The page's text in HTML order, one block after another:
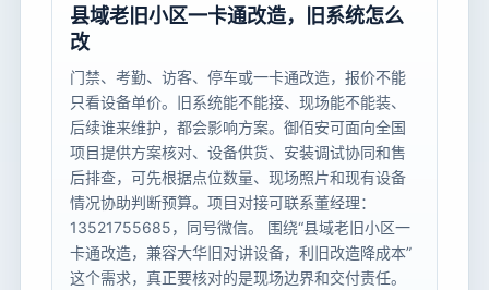
县域老旧小区一卡通改造，旧系统怎么
改
门禁、考勤、访客、停车或一卡通改造，报价不能
只看设备单价。旧系统能不能接、现场能不能装、
后续谁来维护，都会影响方案。御佰安可面向全国
项目提供方案核对、设备供货、安装调试协同和售
后排查，可先根据点位数量、现场照片和现有设备
情况协助判断预算。项目对接可联系董经理：
13521755685，同号微信。 围绕“县域老旧小区一
卡通改造，兼容大华旧对讲设备，利旧改造降成本”
这个需求，真正要核对的是现场边界和交付责任。